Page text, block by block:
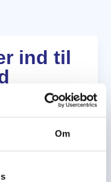
Om
ind til
kaldt vores
grøn fremtid.” Vi
tid. Men vi skal
gjort. Følg endelig